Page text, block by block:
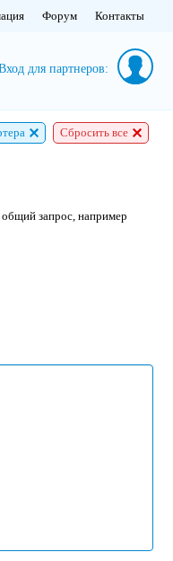
Форум Контакты
для партнеров:
Сбросить все
общий запрос, например